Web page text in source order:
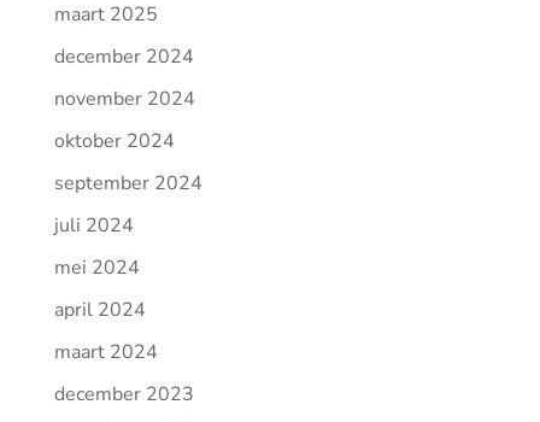
maart 2025
december 2024
november 2024
oktober 2024
september 2024
juli 2024
mei 2024
april 2024
maart 2024
december 2023